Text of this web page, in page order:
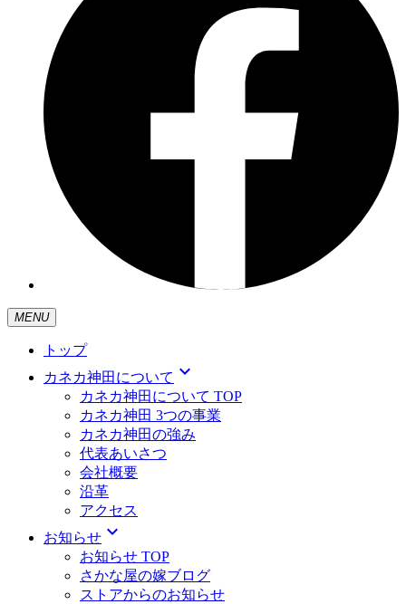
MENU
トップ
カネカ神田について expand_more
カネカ神田について TOP
カネカ神田 3つの事業
カネカ神田の強み
代表あいさつ
会社概要
沿革
アクセス
お知らせ expand_more
お知らせ TOP
さかな屋の嫁ブログ
ストアからのお知らせ